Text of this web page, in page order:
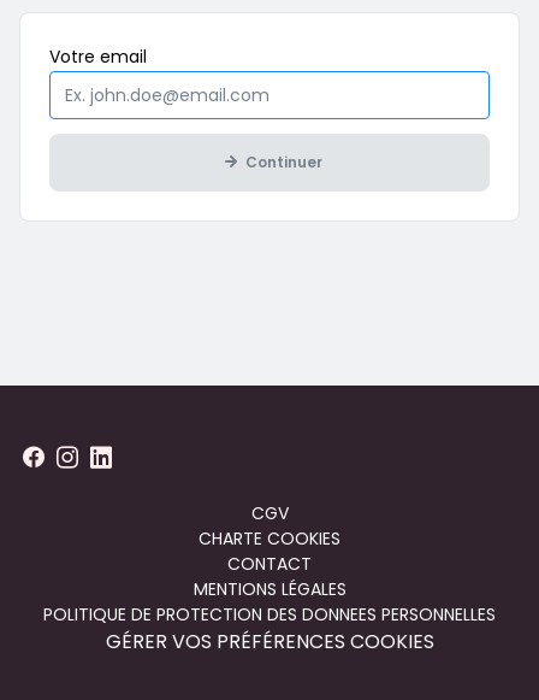
Votre email
Continuer
CGV
CHARTE COOKIES
CONTACT
MENTIONS LÉGALES
POLITIQUE DE PROTECTION DES DONNEES PERSONNELLES
GÉRER VOS PRÉFÉRENCES COOKIES